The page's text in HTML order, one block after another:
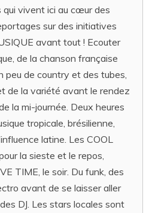
vivent ici au cœur des
sur des initiatives
avant tout ! Ecouter
de la chanson française
peu de country et des tubes,
de la variété avant le rendez
la mi-journée. Deux heures
tropicale, brésilienne,
latine. Les COOL
la sieste et le repos,
TIME, le soir. Du funk, des
avant de se laisser aller
DJ. Les stars locales sont